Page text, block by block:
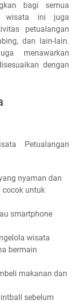
bagi semua
wisata ini juga
petualangan
dan lain-lain.
menawarkan
dengan
Petualangan
nyaman dan
cocok untuk
smartphone
wisata
bermain
makanan dan
sebelum